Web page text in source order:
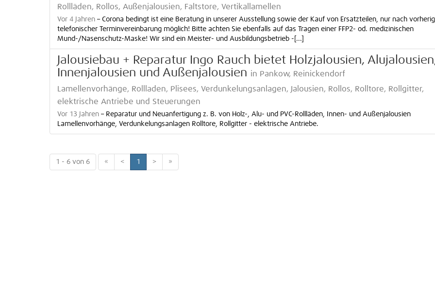
Rollläden, Rollos, Außenjalousien, Faltstore, Vertikallamellen
Vor 4 Jahren – Corona bedingt ist eine Beratung in unserer Ausstellung sowie der Kauf von Ersatzteilen, nur nach
telefonischer Terminvereinbarung möglich! Bitte achten Sie ebenfalls auf das Tragen einer FFP2- od. medizinischen
Mund-/Nasenschutz-Maske! Wir sind ein Meister- und Ausbildungsbetrieb -[...]
Jalousiebau + Reparatur Ingo Rauch bietet Holzjalousien,
Innenjalousien und Außenjalousien in Pankow, Reinickendorf
Lamellenvorhänge, Rollladen, Plisees, Verdunkelungsanlagen, Jalousien, Rollos, Rolltore, Rollgitter,
elektrische Antriebe und Steuerungen
Vor 13 Jahren – Reparatur und Neuanfertigung z. B. von Holz-, Alu- und PVC-Rollläden, Innen- und Außenjalousien
Lamellenvorhänge, Verdunkelungsanlagen Rolltore, Rollgitter - elektrische Antriebe.
1 - 6 von 6 « < 1 > »